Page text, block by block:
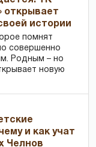
открывает
истории
помнят
совершенно
Родным – но
новую
и как учат
Челнов